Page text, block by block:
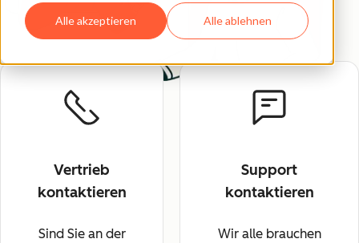
Alle akzeptieren Alle ablehnen
Vertrieb
kontaktieren
Sind Sie an der
Support
kontaktieren
Wir alle brauchen